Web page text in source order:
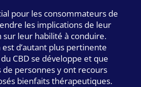
pour les consommateurs de
les implications de leur
leur habilité à conduire.
d’autant plus pertinente
CBD se développe et que
de personnes y ont recours
bienfaits thérapeutiques.